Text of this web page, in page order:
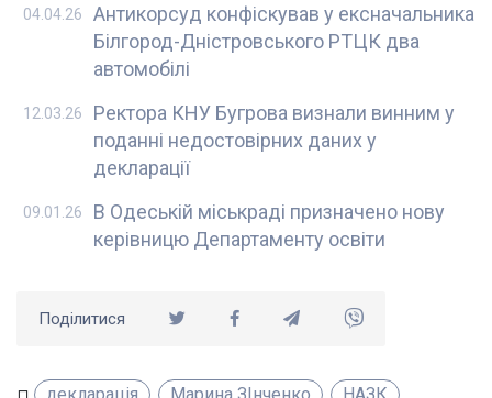
Антикорсуд конфіскував у ексначальника
Білгород-Дністровського РТЦК два
автомобілі
04.04.26
Ректора КНУ Бугрова визнали винним у
поданні недостовірних даних у
декларації
12.03.26
В Одеській міськраді призначено нову
керівницю Департаменту освіти
09.01.26
Поділитися